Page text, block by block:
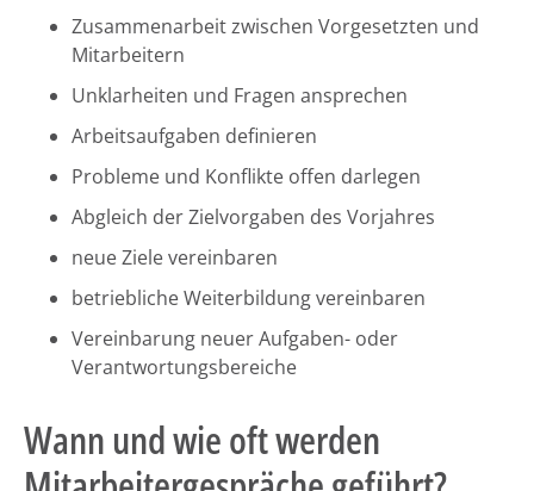
Zusammenarbeit zwischen Vorgesetzten und
Mitarbeitern
Unklarheiten und Fragen ansprechen
Arbeitsaufgaben definieren
Probleme und Konflikte offen darlegen
Abgleich der Zielvorgaben des Vorjahres
neue Ziele vereinbaren
betriebliche Weiterbildung vereinbaren
Vereinbarung neuer Aufgaben- oder
Verantwortungsbereiche
Wann und wie oft werden